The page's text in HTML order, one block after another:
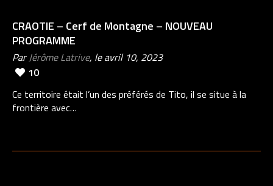
CRAOTIE – Cerf de Montagne – NOUVEAU
PROGRAMME
ParJérôme Latrive, le avril 10, 2023
10
Ce territoire était l’un des préférés de Tito, il se situe à la
frontière avec…